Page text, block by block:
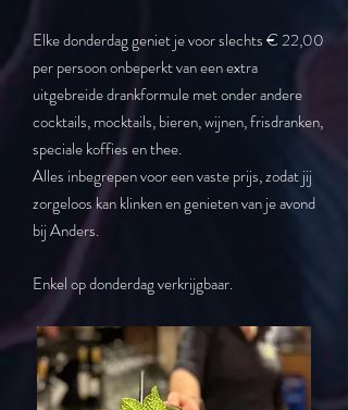
Elke donderdag geniet je voor slechts € 22,00
per persoon onbeperkt van een extra
uitgebreide drankformule met onder andere
cocktails, mocktails, bieren, wijnen, frisdranken,
speciale koffies en thee.
Alles inbegrepen voor een vaste prijs, zodat jij
zorgeloos kan klinken en genieten van je avond
bij Anders.
Enkel op donderdag verkrijgbaar.